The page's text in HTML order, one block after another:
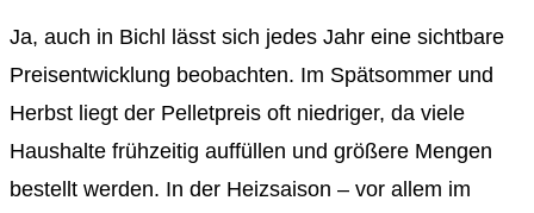
Ja, auch in Bichl lässt sich jedes Jahr eine sichtbare
Preisentwicklung beobachten. Im Spätsommer und
Herbst liegt der Pelletpreis oft niedriger, da viele
Haushalte frühzeitig auffüllen und größere Mengen
bestellt werden. In der Heizsaison – vor allem im